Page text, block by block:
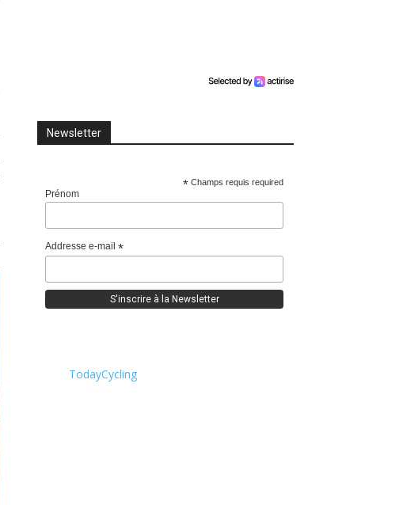
Newsletter
* Champs requis required
Prénom
Addresse e-mail *
TodayCycling